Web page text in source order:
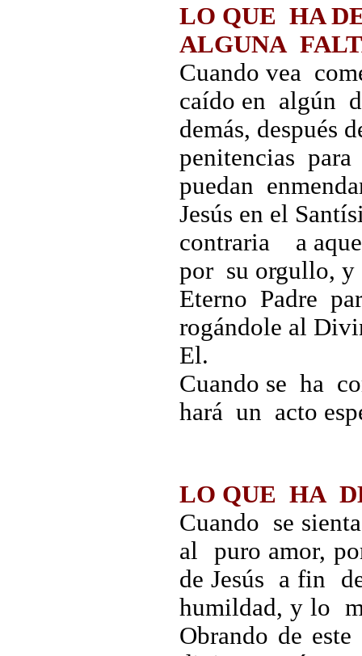
LO QUE HA
ALGUNA
Cuando vea
caído en algún
demás, después
penitencias
puedan
Jesús en el
contraria a
por su orgullo,
Eterno Padre
rogándole al
El.
Cuando se ha
hará un acto
LO QUE HA
Cuando se
al puro amor,
de Jesús a fin
humildad, y lo
Obrando de